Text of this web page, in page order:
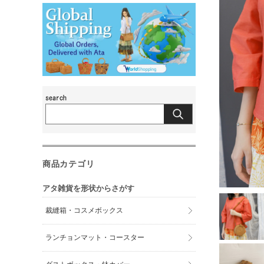
商品カテゴリ
アタ雑貨を形状からさがす
裁縫箱・コスメボックス
ランチョンマット・コースター